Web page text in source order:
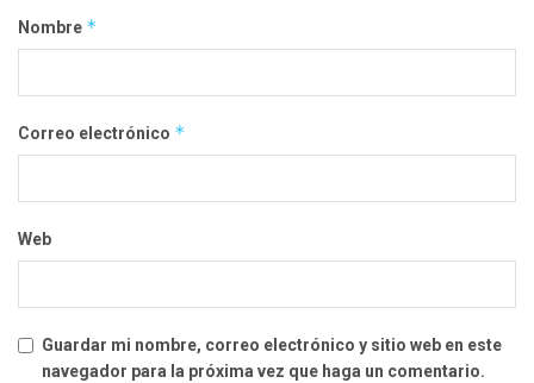
Nombre *
Correo electrónico *
Web
Guardar mi nombre, correo electrónico y sitio web en este
navegador para la próxima vez que haga un comentario.